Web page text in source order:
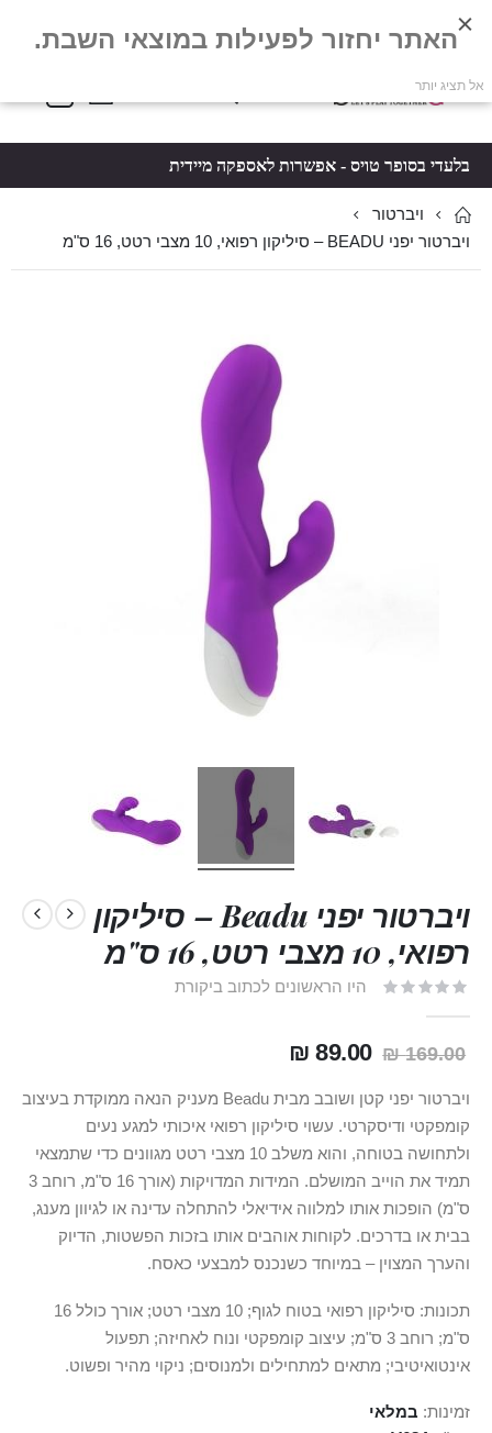
Toggle
סל קניות
בלעדי בסופר טויס - אפשרות לאספקה מיידית
ויברטור
ויברטור יפני BEADU – סיליקון רפואי, 10 מצבי רטט, 16 ס"מ
ויברטור יפני Beadu – סיליקון
רפואי, 10 מצבי רטט, 16 ס"מ
היו הראשונים לכתוב ביקורת
169.00 ₪
89.00 ₪
ויברטור יפני קטן ושובב מבית Beadu מעניק הנאה ממוקדת בעיצוב
קומפקטי ודיסקרטי. עשוי סיליקון רפואי איכותי למגע נעים
ולתחושה בטוחה, והוא משלב 10 מצבי רטט מגוונים כדי שתמצאי
תמיד את הוייב המושלם. המידות המדויקות (אורך 16 ס"מ, רוחב 3
ס"מ) הופכות אותו למלווה אידיאלי להתחלה עדינה או לגיוון מענג,
בבית או בדרכים. לקוחות אוהבים אותו בזכות הפשטות, הדיוק
והערך המצוין – במיוחד כשנכנס למבצעי כאסח.
תכונות: סיליקון רפואי בטוח לגוף; 10 מצבי רטט; אורך כולל 16
ס"מ; רוחב 3 ס"מ; עיצוב קומפקטי ונוח לאחיזה; תפעול
אינטואיטיבי; מתאים למתחילים ולמנוסים; ניקוי מהיר ופשוט.
זמינות: במלאי
האתר יחזור לפעילות במוצאי השבת.
אל תציג יותר